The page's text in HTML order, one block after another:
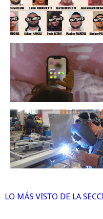
LO MÁS VISTO DE LA